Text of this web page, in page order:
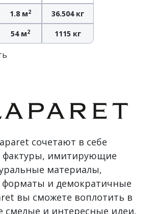
1.8 м2 36.504 кг
54 м2 1115 кг
сочетают в себе
фактуры, имитирующие
материалы,
форматы и демократичные
вы сможете воплотить в
смелые и интересные идеи,